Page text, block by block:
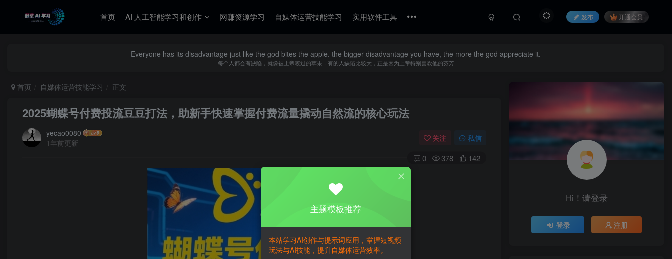
首页 AI 人工智能学习和创作 网赚资源学习 自媒体运营技能学习 实用软件工具 发布 开通会员
Everyone has its disadvantage just like the god bites the apple. the bigger disadvantage you have, the more the god appreciate it.
每个人都会有缺陷，就像被上帝咬过的苹果，有的人缺陷比较大，正是因为上帝特别喜欢他的芬芳
首页 自媒体运营技能学习 正文
2025蝴蝶号付费投流豆豆打法，助新手快速掌握付费流量撬动自然流的核心玩法
yecao0080
1年前更新
关注 私信
0 378 142
Hi！请登录
登录 注册
主题模板推荐
本站学习AI创作与提示词应用，掌握短视频
玩法与AI技能，提升自媒体运营效率。